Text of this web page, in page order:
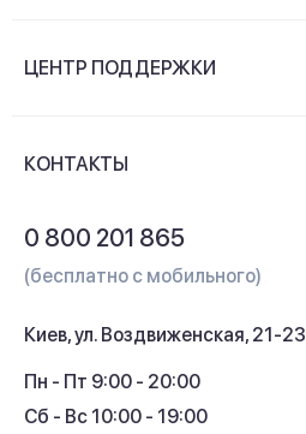
Контакты
ЦЕНТР ПОДДЕРЖКИ
Кэшбек
КОНТАКТЫ
0 800 201 865
(бесплатно с мобильного)
Киев, ул. Воздвиженская, 21-23
Пн - Пт 9:00 - 20:00
Сб - Вс 10:00 - 19:00